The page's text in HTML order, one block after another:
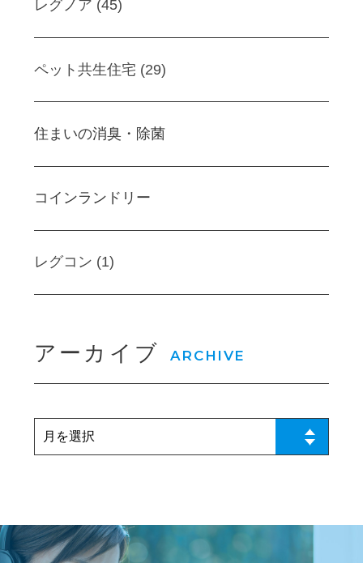
レグノア (45)
ペット共生住宅 (29)
住まいの消臭・除菌
コインランドリー
レグコン (1)
アーカイブ ARCHIVE